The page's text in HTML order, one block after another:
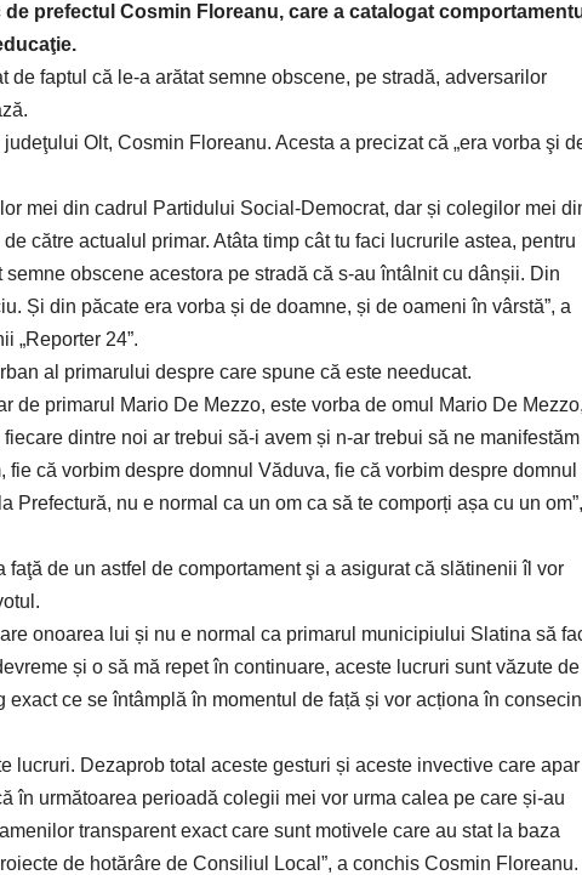
prefectul Cosmin Floreanu, care a catalogat
de faptul că le-a arătat semne obscene, pe stradă, adversarilor
Olt, Cosmin Floreanu. Acesta a precizat că „era vorba şi
mei din cadrul Partidului Social-Democrat, dar și colegilor mei
către actualul primar. Atâta timp cât tu faci lucrurile astea, pentru
obscene acestora pe stradă că s-au întâlnit cu dânșii. Din
Și din păcate era vorba și de doamne, și de oameni în vârstă”, a
„Reporter 24”.
al primarului despre care spune că este needucat.
de primarul Mario De Mezzo, este vorba de omul Mario De
dintre noi ar trebui să-i avem și n-ar trebui să ne manifestăm
că vorbim despre domnul Văduva, fie că vorbim despre domnul
Prefectură, nu e normal ca un om ca să te comporți așa cu un
de un astfel de comportament şi a asigurat că slătinenii îl vor
onoarea lui și nu e normal ca primarul municipiului Slatina să
și o să mă repet în continuare, aceste lucruri sunt văzute de
ce se întâmplă în momentul de față și vor acționa în
lucruri. Dezaprob total aceste gesturi și aceste invective care
în următoarea perioadă colegii mei vor urma calea pe care și-au
transparent exact care sunt motivele care au stat la baza
de hotărâre de Consiliul Local”, a conchis Cosmin Floreanu.